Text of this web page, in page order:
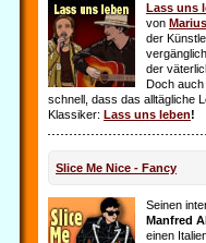
Lass uns
von
der
der
Doch auch
schnell, dass das alltägliche
Klassiker: Lass uns leben!
Slice Me Nice - Fancy
Seinen
Manfred
einen